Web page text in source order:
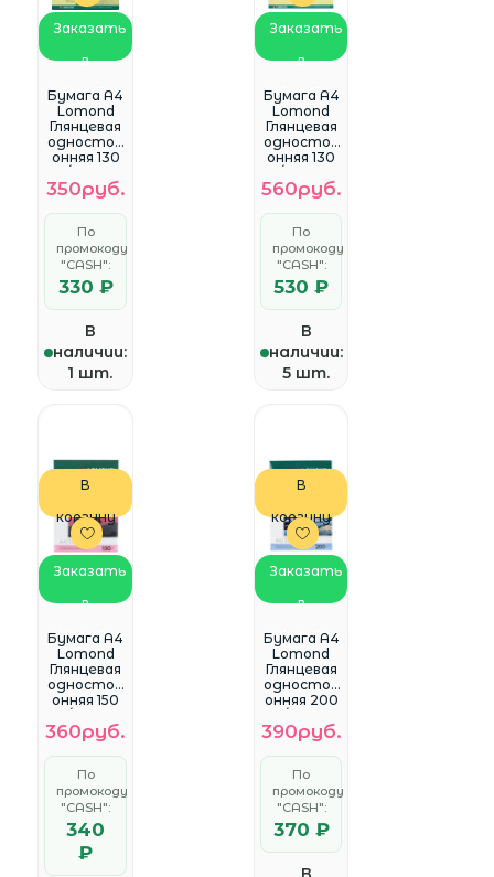
Заказать
в
WhatsApp
Бумага A4
Lomond
Глянцевая
одностор
онняя 130
(0102041)
350руб.
По
промокоду
"CASH":
330 ₽
В
наличии:
1 шт.
Заказать
в
WhatsApp
Бумага A4
Lomond
Глянцевая
одностор
онняя 130
(0102017)
560руб.
По
промокоду
"CASH":
530 ₽
В
наличии:
5 шт.
В
корзину
Заказать
в
WhatsApp
Бумага A4
Lomond
Глянцевая
одностор
онняя 150
(0102043)
360руб.
По
промокоду
"CASH":
340
₽
В
корзину
Заказать
в
WhatsApp
Бумага A4
Lomond
Глянцевая
одностор
онняя 200
(0102046)
390руб.
По
промокоду
"CASH":
370 ₽